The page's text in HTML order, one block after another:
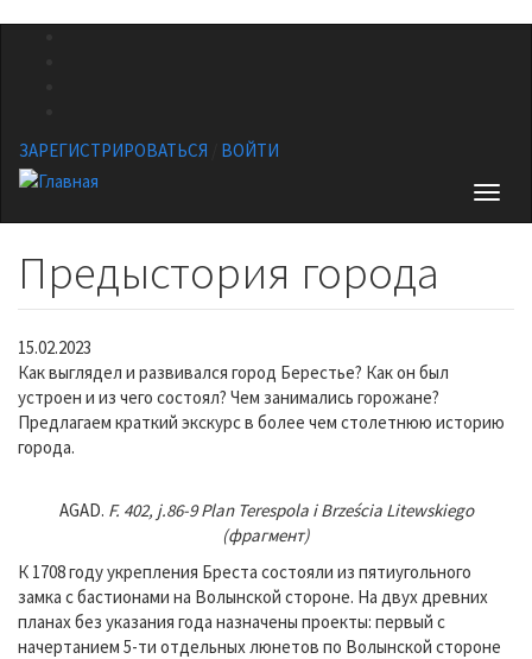
ЗАРЕГИСТРИРОВАТЬСЯ
ВОЙТИ
Предыстория города
15.02.2023
Как выглядел и развивался город Берестье? Как он был
устроен и из чего состоял? Чем занимались горожане?
Предлагаем краткий экскурс в более чем столетнюю историю
города.
AGAD. F. 402, j.86-9 Plan Terespola i Brześcia Litewskiego
(фрагмент)
К 1708 году укрепления Бреста состояли из пятиугольного
замка с бастионами на Волынской стороне. На двух древних
планах без указания года назначены проекты: первый с
начертанием 5-ти отдельных люнетов по Волынской стороне